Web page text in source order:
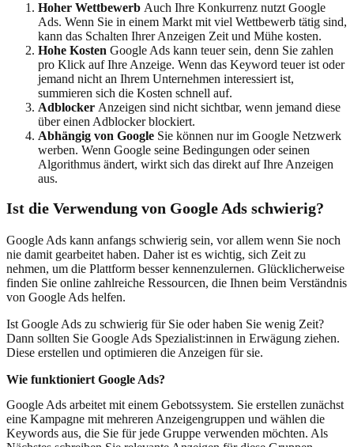
Hoher Wettbewerb Auch Ihre Konkurrenz nutzt Google
Ads. Wenn Sie in einem Markt mit viel Wettbewerb tätig sind,
kann das Schalten Ihrer Anzeigen Zeit und Mühe kosten.
Hohe Kosten Google Ads kann teuer sein, denn Sie zahlen
pro Klick auf Ihre Anzeige. Wenn das Keyword teuer ist oder
jemand nicht an Ihrem Unternehmen interessiert ist,
summieren sich die Kosten schnell auf.
Adblocker Anzeigen sind nicht sichtbar, wenn jemand diese
über einen Adblocker blockiert.
Abhängig von Google Sie können nur im Google Netzwerk
werben. Wenn Google seine Bedingungen oder seinen
Algorithmus ändert, wirkt sich das direkt auf Ihre Anzeigen
aus.
Ist die Verwendung von Google Ads schwierig?
Google Ads kann anfangs schwierig sein, vor allem wenn Sie noch
nie damit gearbeitet haben. Daher ist es wichtig, sich Zeit zu
nehmen, um die Plattform besser kennenzulernen. Glücklicherweise
finden Sie online zahlreiche Ressourcen, die Ihnen beim Verständnis
von Google Ads helfen.
Ist Google Ads zu schwierig für Sie oder haben Sie wenig Zeit?
Dann sollten Sie Google Ads Spezialist:innen in Erwägung ziehen.
Diese erstellen und optimieren die Anzeigen für sie.
Wie funktioniert Google Ads?
Google Ads arbeitet mit einem Gebotssystem. Sie erstellen zunächst
eine Kampagne mit mehreren Anzeigengruppen und wählen die
Keywords aus, die Sie für jede Gruppe verwenden möchten. Als